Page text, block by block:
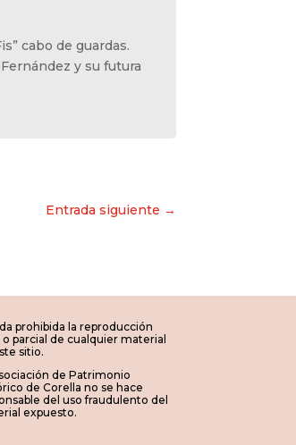
cabo de guardas.
y su futura
Entrada siguiente →
prohibida la reproducción
parcial de cualquier material
sitio.
de Patrimonio
de Corella no se hace
del uso fraudulento del
expuesto.